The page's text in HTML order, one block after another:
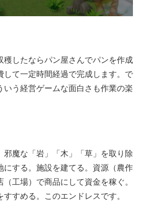
穫したならパン屋さんでパンを作成
して一定時間経過で完成します。で
いう経営ゲームな面白さも作業の楽
邪魔な「岩」「木」「草」を取り除
にする。施設を建てる。資源（農作
工場）で商品にして資金を稼ぐ。
すめる。このエンドレスです。